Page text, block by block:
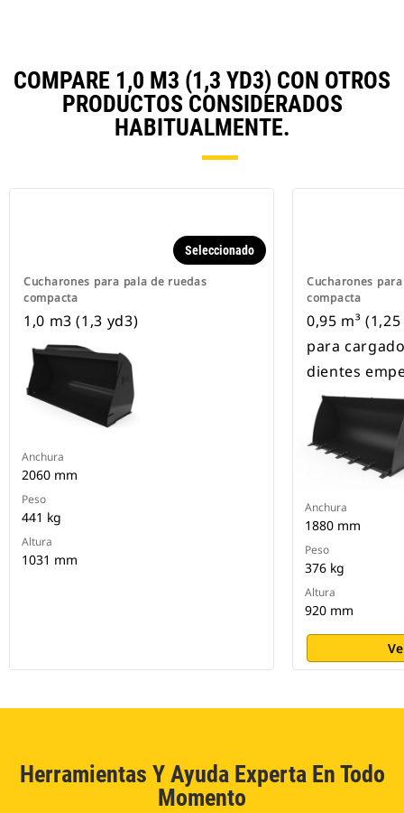
COMPARE 1,0 M3 (1,3 YD3) CON OTROS
PRODUCTOS CONSIDERADOS
HABITUALMENTE.
Cucharones para pala de ruedas
compacta
Seleccionado
1,0 m3 (1,3 yd3)
Anchura
2060 mm
Peso
441 kg
Altura
1031 mm
Cucharones
compacta
0,95 m³
para
dientes
Anchura
1880 mm
Peso
376 kg
Altura
920 mm
Herramientas Y Ayuda Experta En Todo
Momento